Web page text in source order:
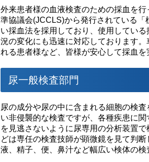
外来患者様の血液検査のための採血を
準協議会(JCCLS)から発行されている
い採血法を採用しており、使用してい
況の変化にも迅速に対応しております
れる患者様など、皆様が安心して採血
尿一般検査部門
尿の成分や尿の中に含まれる細胞の検
い非侵襲的な検査ですが、各種疾患に
を見逃さないように尿専用の分析装置
どは専任の検査技師が顕微鏡を見て判
液、精子、便、鼻汁など幅広い検体の検